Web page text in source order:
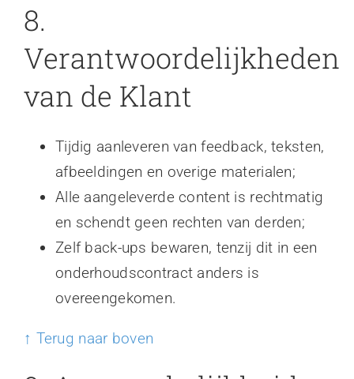
8.
Verantwoordelijkheden
van de Klant
Tijdig aanleveren van feedback, teksten,
afbeeldingen en overige materialen;
Alle aangeleverde content is rechtmatig
en schendt geen rechten van derden;
Zelf back-ups bewaren, tenzij dit in een
onderhoudscontract anders is
overeengekomen.
↑ Terug naar boven